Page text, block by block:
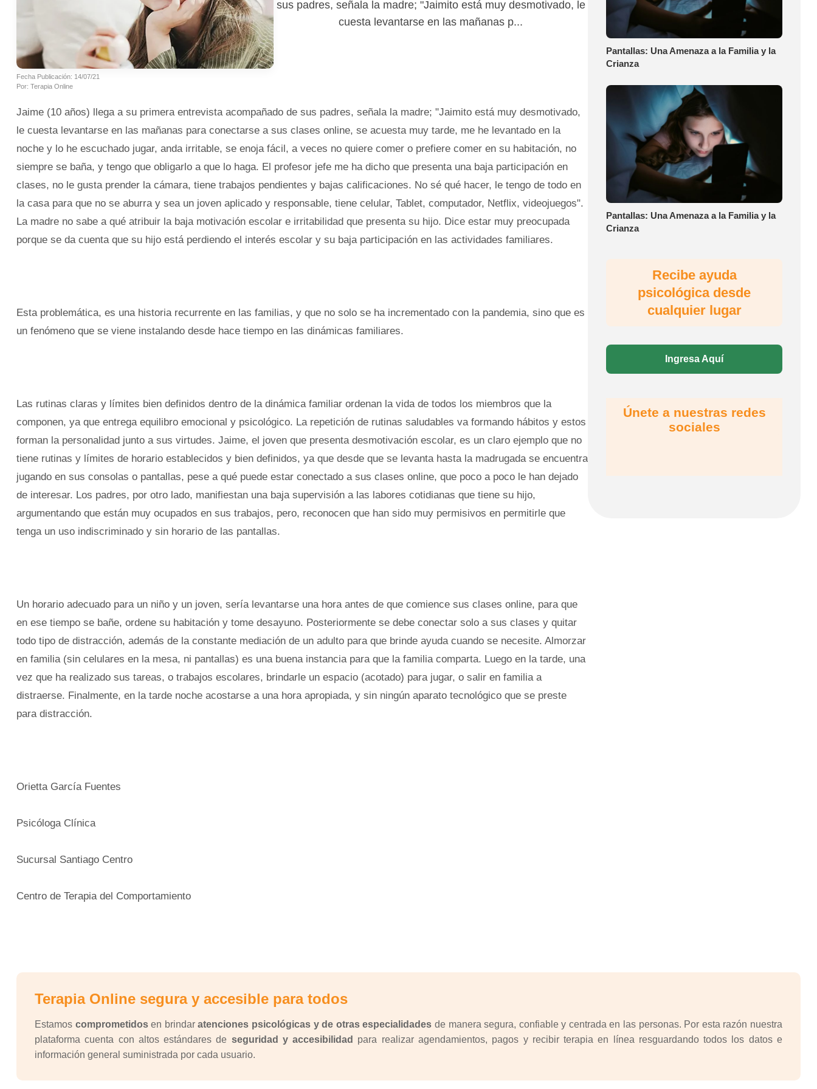
Fecha Publicación: 14/07/21
Por: Terapia Online
sus padres, señala la madre; "Jaimito está muy desmotivado, le
cuesta levantarse en las mañanas p...
Jaime (10 años) llega a su primera entrevista acompañado de sus padres, señala la madre; "Jaimito está muy desmotivado,
le cuesta levantarse en las mañanas para conectarse a sus clases online, se acuesta muy tarde, me he levantado en la
noche y lo he escuchado jugar, anda irritable, se enoja fácil, a veces no quiere comer o prefiere comer en su habitación, no
siempre se baña, y tengo que obligarlo a que lo haga. El profesor jefe me ha dicho que presenta una baja participación en
clases, no le gusta prender la cámara, tiene trabajos pendientes y bajas calificaciones. No sé qué hacer, le tengo de todo en
la casa para que no se aburra y sea un joven aplicado y responsable, tiene celular, Tablet, computador, Netflix, videojuegos".
La madre no sabe a qué atribuir la baja motivación escolar e irritabilidad que presenta su hijo. Dice estar muy preocupada
porque se da cuenta que su hijo está perdiendo el interés escolar y su baja participación en las actividades familiares.
Esta problemática, es una historia recurrente en las familias, y que no solo se ha incrementado con la pandemia, sino que es
un fenómeno que se viene instalando desde hace tiempo en las dinámicas familiares.
Las rutinas claras y límites bien definidos dentro de la dinámica familiar ordenan la vida de todos los miembros que la
componen, ya que entrega equilibro emocional y psicológico. La repetición de rutinas saludables va formando hábitos y estos
forman la personalidad junto a sus virtudes. Jaime, el joven que presenta desmotivación escolar, es un claro ejemplo que no
tiene rutinas y límites de horario establecidos y bien definidos, ya que desde que se levanta hasta la madrugada se encuentra
jugando en sus consolas o pantallas, pese a qué puede estar conectado a sus clases online, que poco a poco le han dejado
de interesar. Los padres, por otro lado, manifiestan una baja supervisión a las labores cotidianas que tiene su hijo,
argumentando que están muy ocupados en sus trabajos, pero, reconocen que han sido muy permisivos en permitirle que
tenga un uso indiscriminado y sin horario de las pantallas.
Un horario adecuado para un niño y un joven, sería levantarse una hora antes de que comience sus clases online, para que
en ese tiempo se bañe, ordene su habitación y tome desayuno. Posteriormente se debe conectar solo a sus clases y quitar
todo tipo de distracción, además de la constante mediación de un adulto para que brinde ayuda cuando se necesite. Almorzar
en familia (sin celulares en la mesa, ni pantallas) es una buena instancia para que la familia comparta. Luego en la tarde, una
vez que ha realizado sus tareas, o trabajos escolares, brindarle un espacio (acotado) para jugar, o salir en familia a
distraerse. Finalmente, en la tarde noche acostarse a una hora apropiada, y sin ningún aparato tecnológico que se preste
para distracción.
Orietta García Fuentes
Psicóloga Clínica
Sucursal Santiago Centro
Centro de Terapia del Comportamiento
Pantallas: Una Amenaza a la Familia y la
Crianza
Pantallas: Una Amenaza a la Familia y la
Crianza
Recibe ayuda
psicológica desde
cualquier lugar
Ingresa Aquí
Únete a nuestras redes
sociales
Terapia Online segura y accesible para todos
Estamos comprometidosen brindaratenciones psicológicas y de otras especialidades de manera segura, confiable y centrada en las personas. Por esta razón nuestra
plataforma cuenta con altos estándares de seguridad y accesibilidad
para realizar agendamientos, pagos y recibir terapia en línea resguardando todos los datos e
información general suministrada por cada usuario.